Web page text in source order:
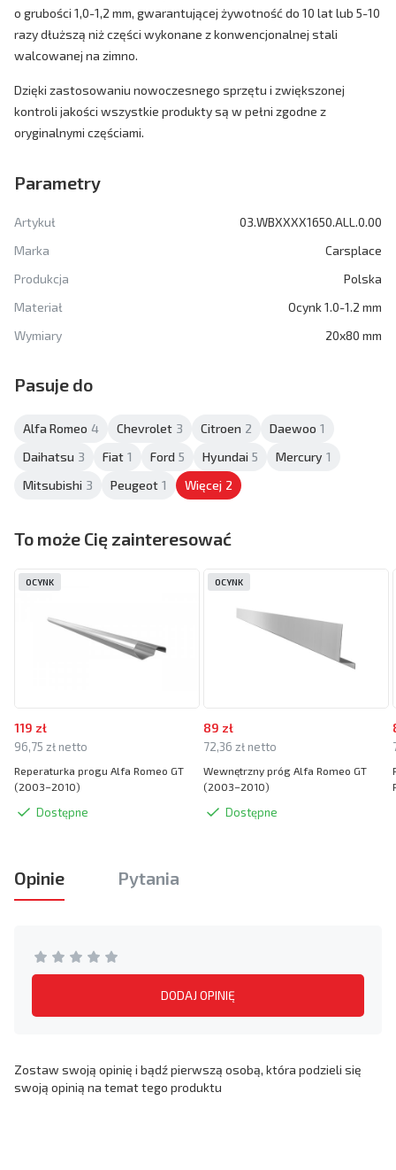
o grubości 1,0-1,2 mm, gwarantującej żywotność do 10 lat lub 5-10
razy dłuższą niż części wykonane z konwencjonalnej stali
walcowanej na zimno.
Dzięki zastosowaniu nowoczesnego sprzętu i zwiększonej
kontroli jakości wszystkie produkty są w pełni zgodne z
oryginalnymi częściami.
Parametry
Artykuł
03.WBXXXX1650.ALL.0.00
Marka
Carsplace
Produkcja
Polska
Materiał
Ocynk 1.0-1.2 mm
Wymiary
20x80 mm
Pasuje do
Alfa Romeo 4 Chevrolet 3 Citroen 2 Daewoo 1
Daihatsu 3 Fiat 1 Ford 5 Hyundai 5 Mercury 1
Mitsubishi 3 Peugeot 1 Więcej 2
To może Cię zainteresować
119 zł
96,75 zł netto
Reperaturka progu Alfa Romeo GT
(2003–2010)
Dostępne
OCYNK
89 zł
72,36 zł netto
Wewnętrzny próg Alfa Romeo GT
(2003–2010)
Dostępne
OCYNK
Opinie Pytania
DODAJ OPINIĘ
Zostaw swoją opinię i bądź pierwszą osobą, która podzieli się
swoją opinią na temat tego produktu